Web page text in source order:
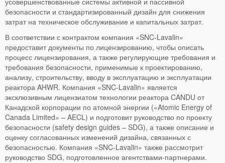
безопасности и стандартизированный дизайн для снижения
затрат на техническое обслуживание и капитальных затрат.
В соответствии с контрактом компания «SNC-Lavalin»
предоставит документы по лицензированию, чтобы описать
процесс лицензирования, а также регулирующие требования и
требования безопасности, применимые к проектированию,
анализу, строительству, вводу в эксплуатацию и эксплуатации
реактора AHWR. Компания «SNC-Lavalin» является
эксклюзивным лицензиатом технологии реактора CANDU от
Канадской корпорации по атомной энергии («Atomic Energy of
Canada Limited» – AECL) и подготовит руководство по проекту
безопасности (safety design guides – SDG), а также описание и
оценку согласованных изменений дизайна, связанных с
безопасностью. Компания «SNC-Lavalin» также рассмотрит
руководство SDG, подготовленное агентствами-партнерами.